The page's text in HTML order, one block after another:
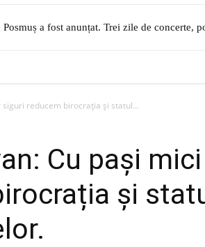
a fost anunțat. Trei zile de concerte,
nouă, achiziționată din fonduri
reducem birocrația și statul...
Cu pași mici
și